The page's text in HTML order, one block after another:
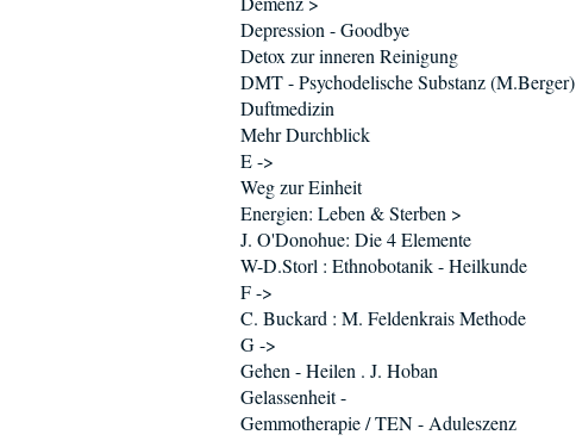
Depression - Goodbye
Detox zur inneren Reinigung
DMT - Psychodelische Substanz (M.Berger)
Duftmedizin
Mehr Durchblick
E ->
Weg zur Einheit
Energien: Leben & Sterben >
J. O'Donohue: Die 4 Elemente
W-D.Storl : Ethnobotanik - Heilkunde
F ->
C. Buckard : M. Feldenkrais Methode
G ->
Gehen - Heilen . J. Hoban
Gelassenheit -
Gemmotherapie / TEN - Aduleszenz